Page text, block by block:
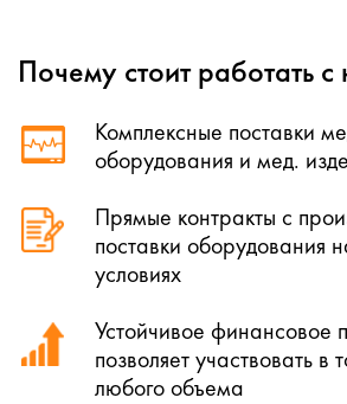
Почему стоит работать с
Комплексные поставки
оборудования и мед.
Прямые контракты с
поставки оборудования
условиях
Устойчивое финансовое
позволяет участвовать в
любого объема